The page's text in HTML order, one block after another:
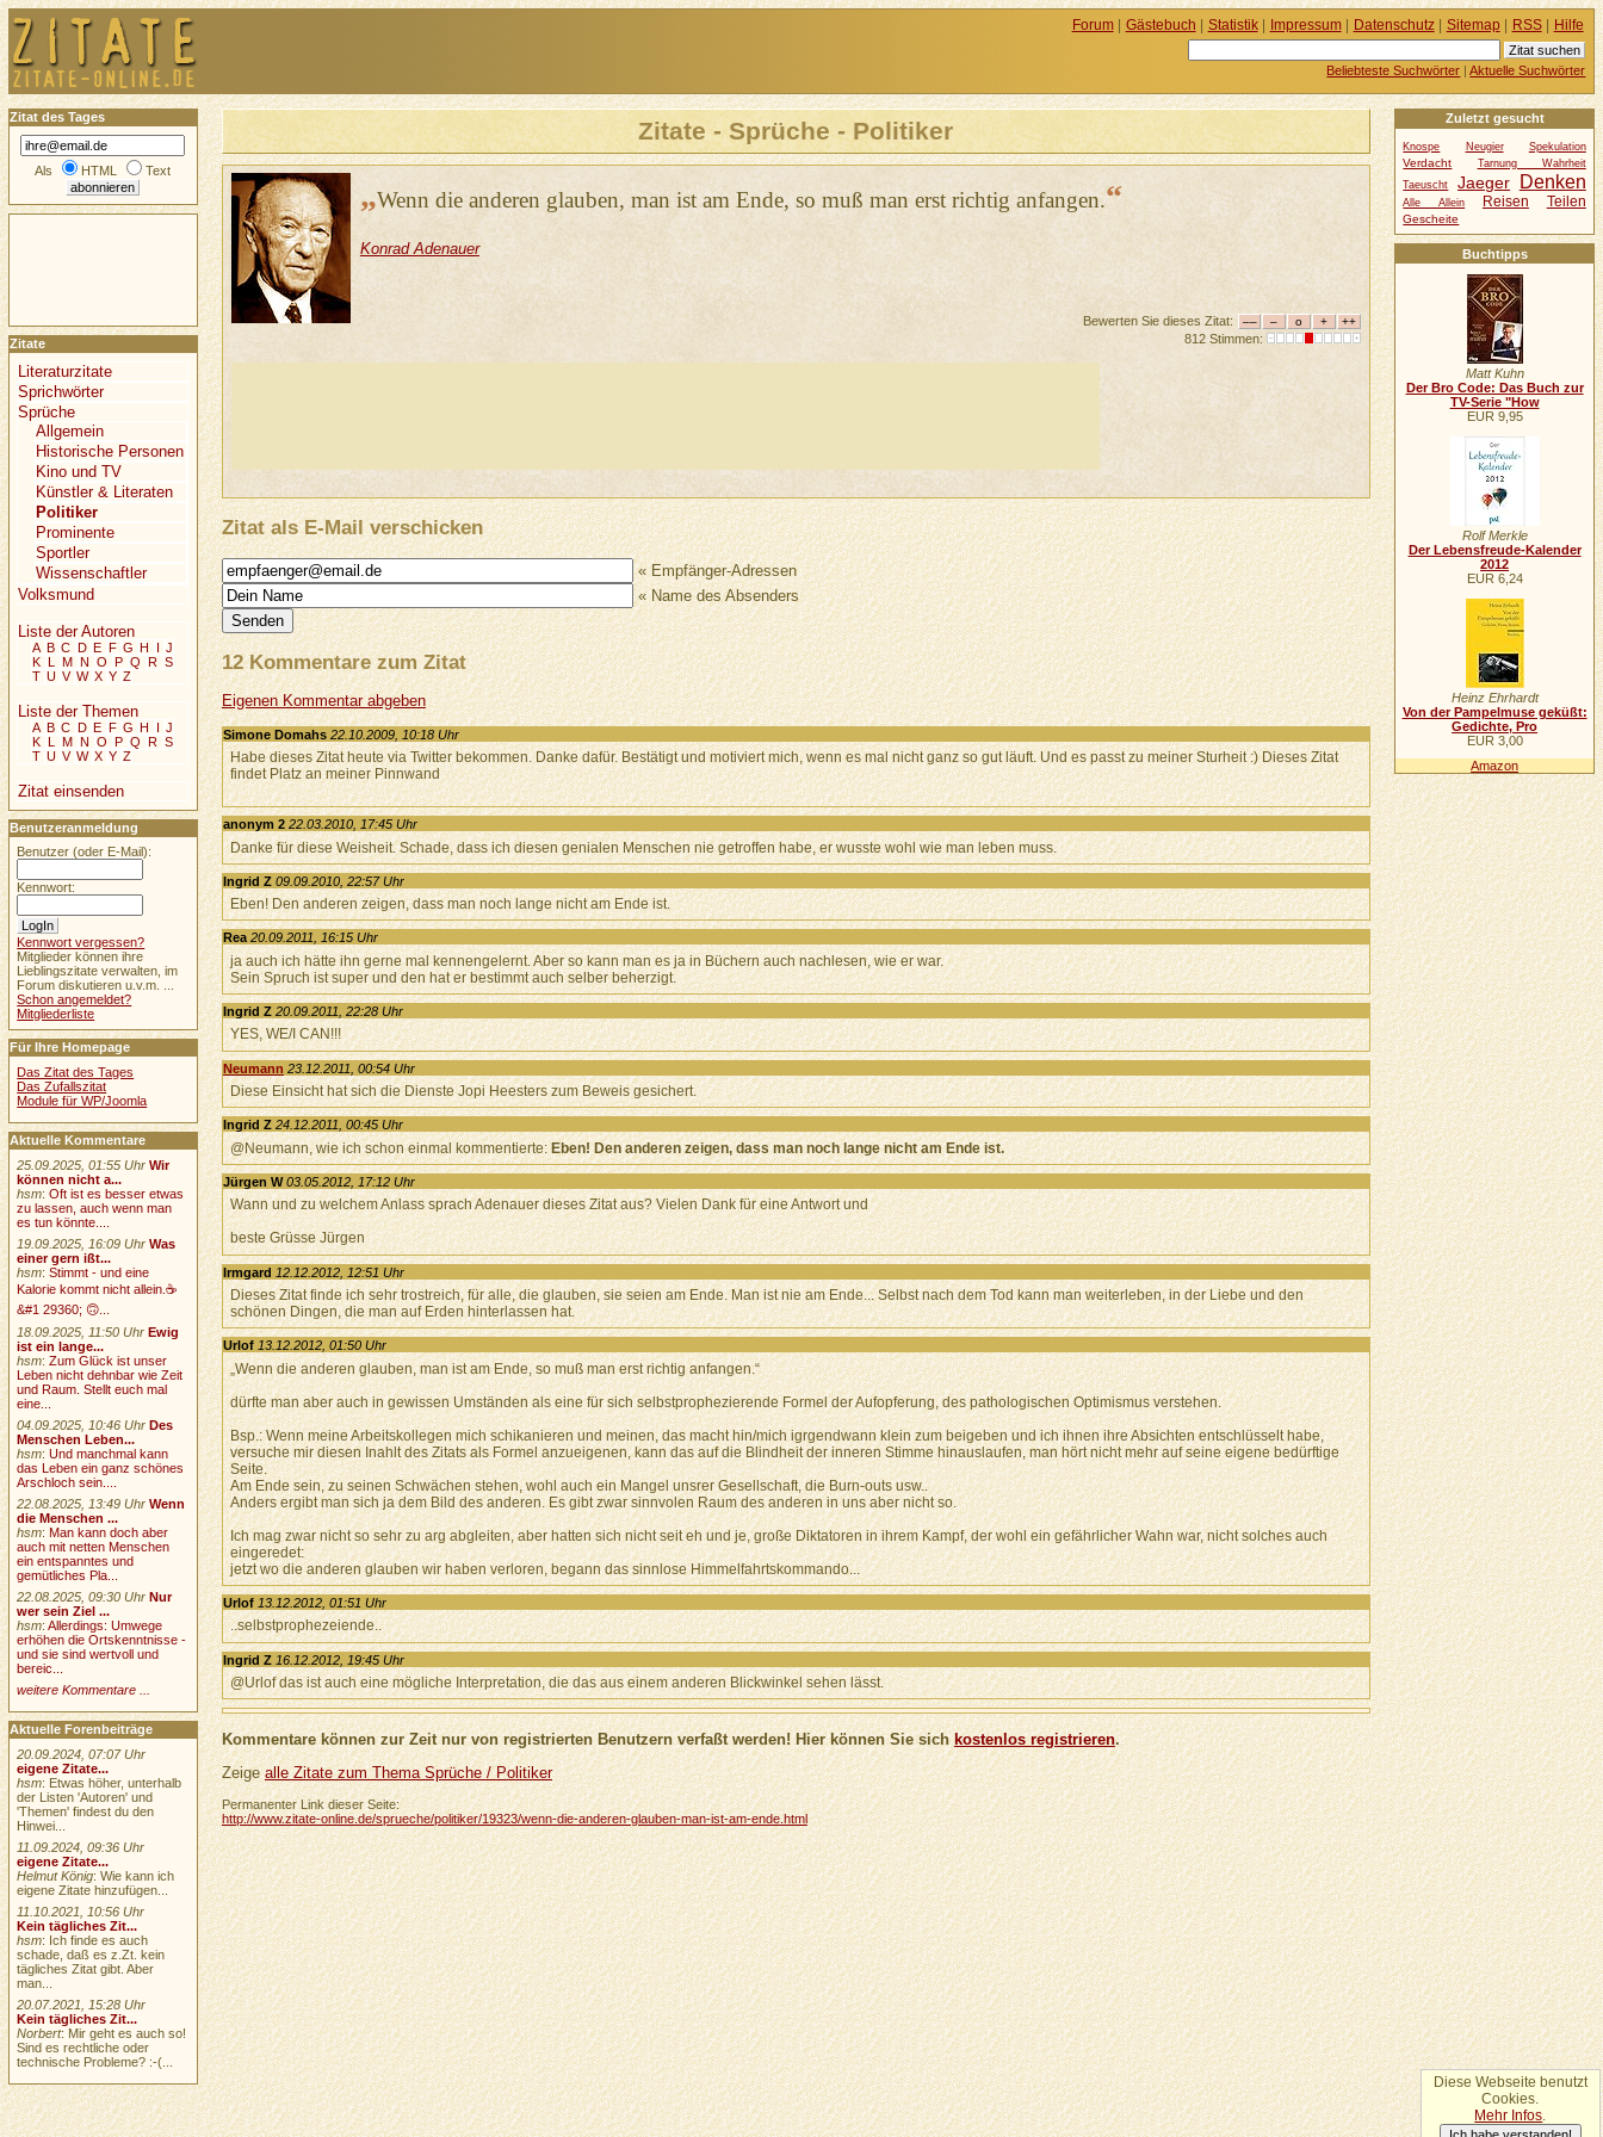
Zitate - Sprüche - Politiker
„Wenn die anderen glauben, man ist am Ende, so muß man erst richtig anfangen.“
Konrad Adenauer
Bewerten Sie dieses Zitat:
812 Stimmen:
Zitat als E-Mail verschicken
« Empfänger-Adressen
« Name des Absenders
12 Kommentare zum Zitat
Eigenen Kommentar abgeben
Simone Domahs 22.10.2009, 10:18 Uhr
Habe dieses Zitat heute via Twitter bekommen. Danke dafür. Bestätigt und motiviert mich, wenn es mal nicht ganz so gut läuft. Und es passt zu meiner Sturheit :) Dieses Zitat
findet Platz an meiner Pinnwand
anonym 2 22.03.2010, 17:45 Uhr
Danke für diese Weisheit. Schade, dass ich diesen genialen Menschen nie getroffen habe, er wusste wohl wie man leben muss.
Ingrid Z 09.09.2010, 22:57 Uhr
Eben! Den anderen zeigen, dass man noch lange nicht am Ende ist.
Rea 20.09.2011, 16:15 Uhr
ja auch ich hätte ihn gerne mal kennengelernt. Aber so kann man es ja in Büchern auch nachlesen, wie er war.
Sein Spruch ist super und den hat er bestimmt auch selber beherzigt.
Ingrid Z 20.09.2011, 22:28 Uhr
YES, WE/I CAN!!!
Neumann 23.12.2011, 00:54 Uhr
Diese Einsicht hat sich die Dienste Jopi Heesters zum Beweis gesichert.
Ingrid Z 24.12.2011, 00:45 Uhr
@Neumann, wie ich schon einmal kommentierte:Eben! Den anderen zeigen, dass man noch lange nicht am Ende ist.
Jürgen W 03.05.2012, 17:12 Uhr
Wann und zu welchem Anlass sprach Adenauer dieses Zitat aus? Vielen Dank für eine Antwort und
beste Grüsse Jürgen
Irmgard 12.12.2012, 12:51 Uhr
Dieses Zitat finde ich sehr trostreich, für alle, die glauben, sie seien am Ende. Man ist nie am Ende... Selbst nach dem Tod kann man weiterleben, in der Liebe und den
schönen Dingen, die man auf Erden hinterlassen hat.
Urlof 13.12.2012, 01:50 Uhr
„Wenn die anderen glauben, man ist am Ende, so muß man erst richtig anfangen.“
dürfte man aber auch in gewissen Umständen als eine für sich selbstprophezierende Formel der Aufopferung, des pathologischen Optimismus verstehen.
Bsp.: Wenn meine Arbeitskollegen mich schikanieren und meinen, das macht hin/mich igrgendwann klein zum beigeben und ich ihnen ihre Absichten entschlüsselt habe,
versuche mir diesen Inahlt des Zitats als Formel anzueigenen, kann das auf die Blindheit der inneren Stimme hinauslaufen, man hört nicht mehr auf seine eigene bedürftige
Seite.
Am Ende sein, zu seinen Schwächen stehen, wohl auch ein Mangel unsrer Gesellschaft, die Burn-outs usw..
Anders ergibt man sich ja dem Bild des anderen. Es gibt zwar sinnvolen Raum des anderen in uns aber nicht so.
Ich mag zwar nicht so sehr zu arg abgleiten, aber hatten sich nicht seit eh und je, große Diktatoren in ihrem Kampf, der wohl ein gefährlicher Wahn war, nicht solches auch
eingeredet:
jetzt wo die anderen glauben wir haben verloren, begann das sinnlose Himmelfahrtskommando...
Urlof 13.12.2012, 01:51 Uhr
..selbstprophezeiende..
Ingrid Z 16.12.2012, 19:45 Uhr
@Urlof das ist auch eine mögliche Interpretation, die das aus einem anderen Blickwinkel sehen lässt.
Kommentare können zur Zeit nur von registrierten Benutzern verfaßt werden! Hier können Sie sichkostenlos registrieren.
Zeigealle Zitate zum Thema Sprüche / Politiker
Permanenter Link dieser Seite:
http://www.zitate-online.de/sprueche/politiker/19323/wenn-die-anderen-glauben-man-ist-am-ende.html
Zuletzt gesucht
Knospe Neugier Spekulation
Verdacht
Tarnung Wahrheit
Taeuscht
Jaeger Denken
Alle Allein Reisen Teilen
Gescheite
Buchtipps
Matt Kuhn
Der Bro Code: Das Buch zur
TV-Serie "How
EUR 9,95
Rolf Merkle
Der Lebensfreude-Kalender
2012
EUR 6,24
Heinz Ehrhardt
Von der Pampelmuse geküßt:
Gedichte, Pro
EUR 3,00
Amazon
Zitat des Tages
Als HTML Text
Zitate
Literaturzitate
Sprichwörter
Sprüche
Allgemein
Historische Personen
Kino und TV
Künstler & Literaten
Politiker
Prominente
Sportler
Wissenschaftler
Volksmund
Liste der Autoren
A B C D E F G H I J
K L M N O P Q R S
T U V W X Y Z
Liste der Themen
A B C D E F G H I J
K L M N O P Q R S
T U V W X Y Z
Zitat einsenden
Benutzeranmeldung
Benutzer (oder E-Mail):
Kennwort:
Kennwort vergessen?
Mitglieder können ihre
Lieblingszitate verwalten, im
Forum diskutieren u.v.m. ...
Schon angemeldet?
Mitgliederliste
Für Ihre Homepage
Das Zitat des Tages
Das Zufallszitat
Module für WP/Joomla
Aktuelle Kommentare
25.09.2025, 01:55 Uhr Wir
können nicht a...
hsm:Oft ist es besser etwas
zu lassen, auch wenn man
es tun könnte....
19.09.2025, 16:09 Uhr Was
einer gern ißt...
hsm:Stimmt - und eine
Kalorie kommt nicht allein.☕
&#1 29360; 🙃...
18.09.2025, 11:50 Uhr Ewig
ist ein lange...
hsm:Zum Glück ist unser
Leben nicht dehnbar wie Zeit
und Raum. Stellt euch mal
eine...
04.09.2025, 10:46 Uhr Des
Menschen Leben...
hsm:Und manchmal kann
das Leben ein ganz schönes
Arschloch sein....
22.08.2025, 13:49 Uhr Wenn
die Menschen ...
hsm:Man kann doch aber
auch mit netten Menschen
ein entspanntes und
gemütliches Pla...
22.08.2025, 09:30 Uhr Nur
wer sein Ziel ...
hsm:Allerdings: Umwege
erhöhen die Ortskenntnisse -
und sie sind wertvoll und
bereic...
weitere Kommentare ...
Aktuelle Forenbeiträge
20.09.2024, 07:07 Uhr
eigene Zitate...
hsm: Etwas höher, unterhalb
der Listen 'Autoren' und
'Themen' findest du den
Hinwei...
11.09.2024, 09:36 Uhr
eigene Zitate...
Helmut König: Wie kann ich
eigene Zitate hinzufügen...
11.10.2021, 10:56 Uhr
Kein tägliches Zit...
hsm: Ich finde es auch
schade, daß es z.Zt. kein
tägliches Zitat gibt. Aber
man...
20.07.2021, 15:28 Uhr
Kein tägliches Zit...
Norbert: Mir geht es auch so!
Sind es rechtliche oder
technische Probleme? :-(...
Forum| Gästebuch | Statistik| Impressum| Datenschutz| Sitemap| RSS| Hilfe
Beliebteste Suchwörter |Aktuelle Suchwörter
Diese Webseite benutzt
Cookies.
Mehr Infos.